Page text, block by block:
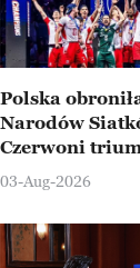
Polska
Narodów
Czerwoni
Ningbo
03-Aug-2026